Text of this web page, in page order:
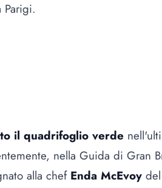
il quadrifoglio verde
nella Guida di Gran
alla chef Enda McEvoy